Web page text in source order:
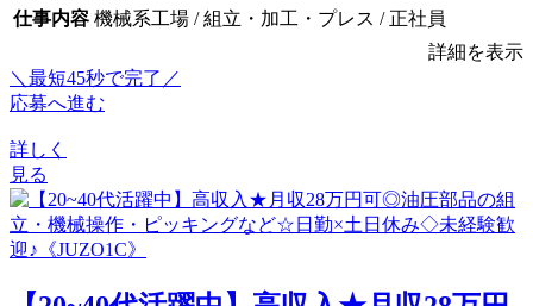
仕事内容 機械系工場 / 組立・加工・プレス / 正社員
詳細を表示
＼最短45秒で完了／
応募へ進む
詳しく
見る